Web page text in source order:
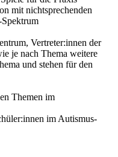
mit nichtsprechenden
Vertreter:innen der
je nach Thema weitere
und stehen für den
Themen im
im Autismus-